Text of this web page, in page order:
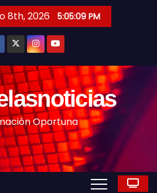
8th, 2026 5:05:11 PM
Oportuna